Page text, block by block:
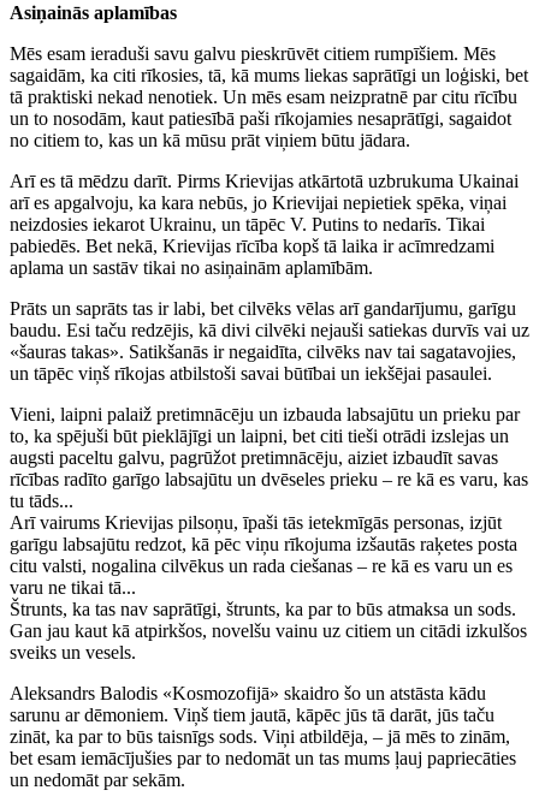
Asiņainās aplamības
Mēs esam ieraduši savu galvu pieskrūvēt citiem rumpīšiem. Mēs
sagaidām, ka citi rīkosies, tā, kā mums liekas saprātīgi un loģiski, bet
tā praktiski nekad nenotiek. Un mēs esam neizpratnē par citu rīcību
un to nosodām, kaut patiesībā paši rīkojamies nesaprātīgi, sagaidot
no citiem to, kas un kā mūsu prāt viņiem būtu jādara.
Arī es tā mēdzu darīt. Pirms Krievijas atkārtotā uzbrukuma Ukainai
arī es apgalvoju, ka kara nebūs, jo Krievijai nepietiek spēka, viņai
neizdosies iekarot Ukrainu, un tāpēc V. Putins to nedarīs. Tikai
pabiedēs. Bet nekā, Krievijas rīcība kopš tā laika ir acīmredzami
aplama un sastāv tikai no asiņainām aplamībām.
Prāts un saprāts tas ir labi, bet cilvēks vēlas arī gandarījumu, garīgu
baudu. Esi taču redzējis, kā divi cilvēki nejauši satiekas durvīs vai uz
«šauras takas». Satikšanās ir negaidīta, cilvēks nav tai sagatavojies,
un tāpēc viņš rīkojas atbilstoši savai būtībai un iekšējai pasaulei.
Vieni, laipni palaiž pretimnācēju un izbauda labsajūtu un prieku par
to, ka spējuši būt pieklājīgi un laipni, bet citi tieši otrādi izslejas un
augsti paceltu galvu, pagrūžot pretimnācēju, aiziet izbaudīt savas
rīcības radīto garīgo labsajūtu un dvēseles prieku – re kā es varu, kas
tu tāds...
Arī vairums Krievijas pilsoņu, īpaši tās ietekmīgās personas, izjūt
garīgu labsajūtu redzot, kā pēc viņu rīkojuma izšautās raķetes posta
citu valsti, nogalina cilvēkus un rada ciešanas – re kā es varu un es
varu ne tikai tā...
Štrunts, ka tas nav saprātīgi, štrunts, ka par to būs atmaksa un sods.
Gan jau kaut kā atpirkšos, novelšu vainu uz citiem un citādi izkulšos
sveiks un vesels.
Aleksandrs Balodis «Kosmozofijā» skaidro šo un atstāsta kādu
sarunu ar dēmoniem. Viņš tiem jautā, kāpēc jūs tā darāt, jūs taču
zināt, ka par to būs taisnīgs sods. Viņi atbildēja, – jā mēs to zinām,
bet esam iemācījušies par to nedomāt un tas mums ļauj papriecāties
un nedomāt par sekām.